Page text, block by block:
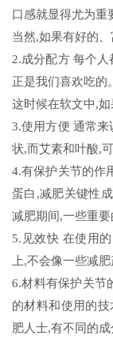
口感就显得尤为重
当然,如果有好的
2.成分配方 每个
正是我们喜欢吃的。
这时候在软文中,如
3.使用方便 通常
状,而艾素和叶酸,
4.有保护关节的作
蛋白,减肥关键性
减肥期间,一些重要
5.见效快 在使用
上,不会像一些减肥
6.材料有保护关节
的材料和使用的
肥人士,有不同的